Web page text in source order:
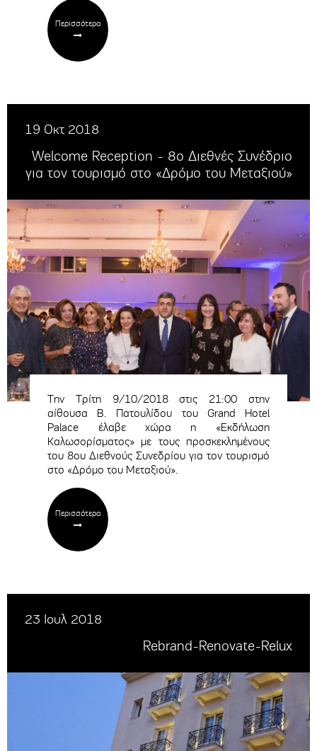
Περισσότερα
19 Οκτ 2018
Welcome Reception - 8ο Διεθνές Συνέδριο
για τον τουρισμό στο «Δρόμο του Μεταξιού»
Την Τρίτη 9/10/2018 στις 21:00 στην
αίθουσα Β. Πατουλίδου του Grand Hotel
Palace έλαβε χώρα η «Εκδήλωση
Καλωσορίσματος» με τους προσκεκλημένους
του 8ου Διεθνούς Συνεδρίου για τον τουρισμό
στο «Δρόμο του Μεταξιού».
Περισσότερα
23 Ιουλ 2018
Rebrand-Renovate-Relux